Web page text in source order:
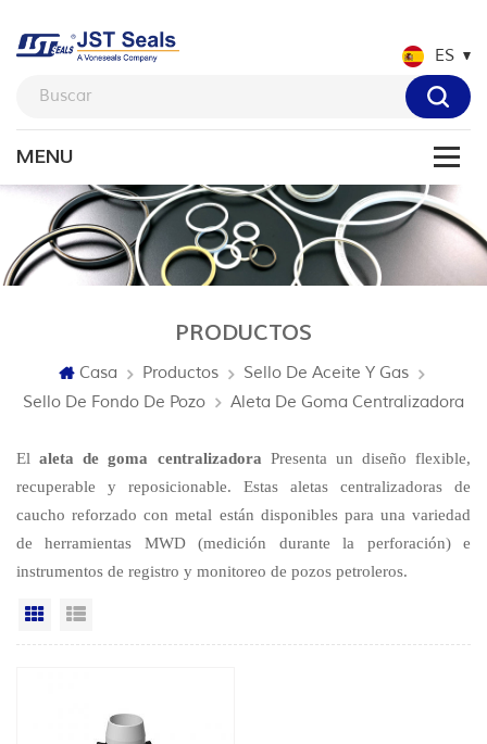
ES
PRODUCTOS
Casa Productos
Sello De Aceite Y Gas
Sello De Fondo De Pozo
Aleta De Goma Centralizadora
Elaleta de goma centralizadora Presenta un diseño flexible,
recuperable y reposicionable. Estas aletas centralizadoras de
caucho reforzado con metal están disponibles para una variedad
de herramientas MWD (medición durante la perforación) e
instrumentos de registro y monitoreo de pozos petroleros.
Vista en cuadrícula